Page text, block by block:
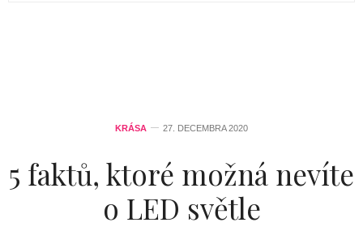
KRÁSA 27. DECEMBRA 2020
5 faktů, ktoré možná nevíte
o LED světle